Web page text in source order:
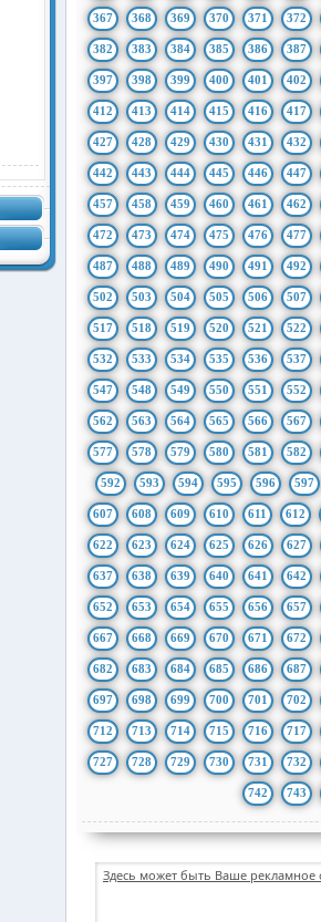
367 368 369 370 371 372
382 383 384 385 386 387
397 398 399 400 401 402
412 413 414 415 416 417
427 428 429 430 431 432
442 443 444 445 446 447
457 458 459 460 461 462
472 473 474 475 476 477
487 488 489 490 491 492
502 503 504 505 506 507
517 518 519 520 521 522
532 533 534 535 536 537
547 548 549 550 551 552
562 563 564 565 566 567
577 578 579 580 581 582
592 593 594 595 596 597
607 608 609 610 611 612
622 623 624 625 626 627
637 638 639 640 641 642
652 653 654 655 656 657
667 668 669 670 671 672
682 683 684 685 686 687
697 698 699 700 701 702
712 713 714 715 716 717
727 728 729 730 731 732
742 743
Здесь может быть Ваше рекламное